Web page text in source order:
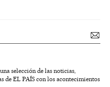
selección de las noticias,
de EL PAÍS con los acontecimientos